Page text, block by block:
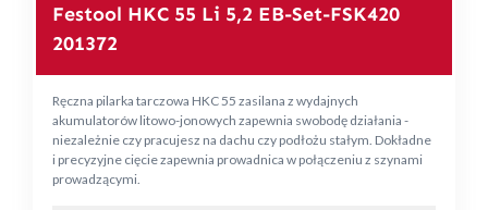
Festool HKC 55 Li 5,2 EB-Set-FSK420
201372
Ręczna pilarka tarczowa HKC 55 zasilana z wydajnych
akumulatorów litowo-jonowych zapewnia swobodę działania -
niezależnie czy pracujesz na dachu czy podłożu stałym. Dokładne
i precyzyjne cięcie zapewnia prowadnica w połączeniu z szynami
prowadzącymi.